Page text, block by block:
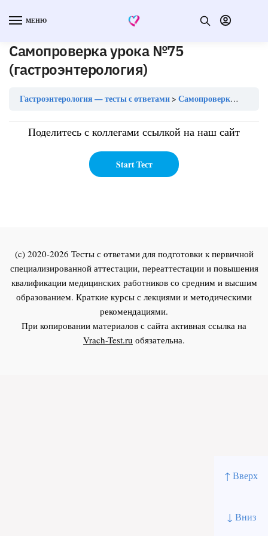
↑ Вверх
↓ Вниз
МЕНЮ
Самопроверка урока №75
(гастроэнтерология)
Гастроэнтерология — тесты с ответами Самопроверка урока №75 (гастроэнтерология)
Поделитесь с коллегами ссылкой на наш сайт
(c) 2020-2026 Тесты с ответами для подготовки к первичной
специализированной аттестации, переаттестации и повышения
квалификации медицинских работников со средним и высшим
образованием. Краткие курсы с лекциями и методическими
рекомендациями.
При копировании материалов с сайта активная ссылка на
Vrach-Test.ru обязательна.